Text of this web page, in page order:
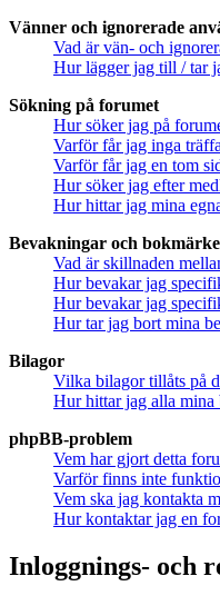
Vänner och ignorerade
Vad är vän- och
Hur lägger jag till / tar
Sökning på forumet
Hur söker jag på
Varför får jag inga
Varför får jag en tom
Hur söker jag efter
Hur hittar jag mina
Bevakningar och
Vad är skillnaden
Hur bevakar jag
Hur bevakar jag
Hur tar jag bort mina
Bilagor
Vilka bilagor tillåts på
Hur hittar jag alla mina
phpBB-problem
Vem har gjort detta
Varför finns inte
Vem ska jag kontakta
Hur kontaktar jag en
Inloggnings- och